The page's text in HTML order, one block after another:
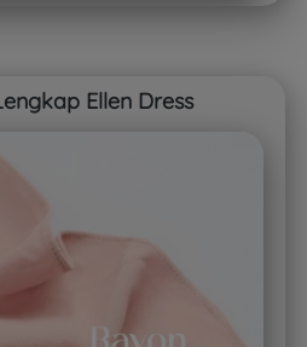
Ellen Dress